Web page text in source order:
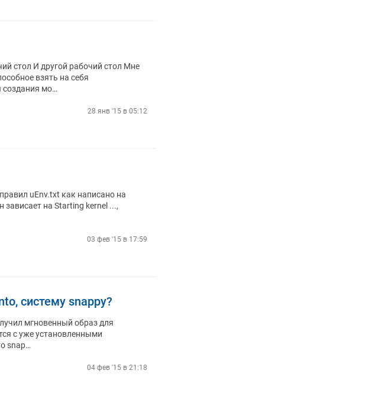
стол И другой рабочий стол Мне
взять на себя
создания мо…
28 янв '15 в 05:12
uEnv.txt как написано на
зависает на Starting kernel ...,
03 фев '15 в 17:59
систему snappy?
мгновенный образ для
с уже установленными
snap…
04 фев '15 в 21:18